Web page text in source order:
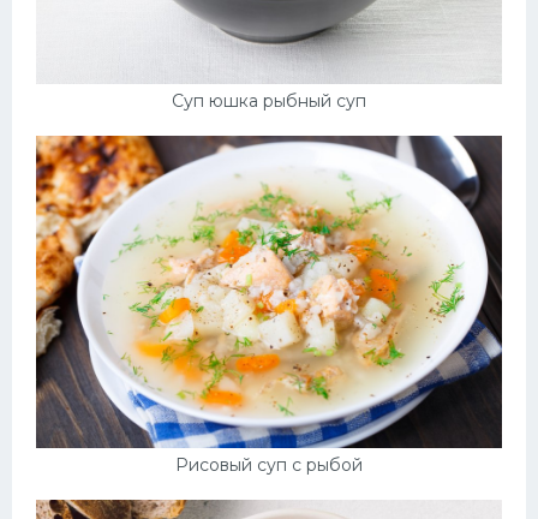
Суп юшка рыбный суп
Рисовый суп с рыбой